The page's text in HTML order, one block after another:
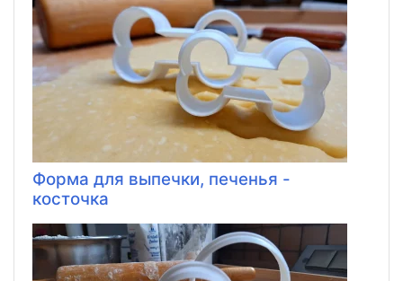
Форма для выпечки, печенья -
косточка